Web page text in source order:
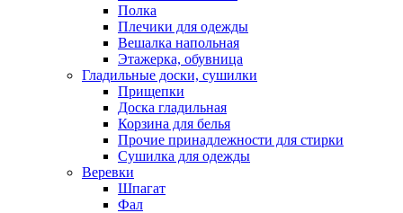
Полка
Плечики для одежды
Вешалка напольная
Этажерка, обувница
Гладильные доски, сушилки
Прищепки
Доска гладильная
Корзина для белья
Прочие принадлежности для стирки
Сушилка для одежды
Веревки
Шпагат
Фал